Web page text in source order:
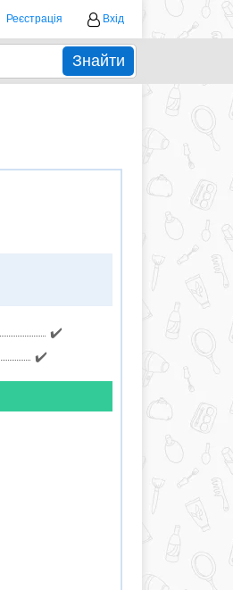
Реєстрація Вхід
Знайти
✔️
✔️